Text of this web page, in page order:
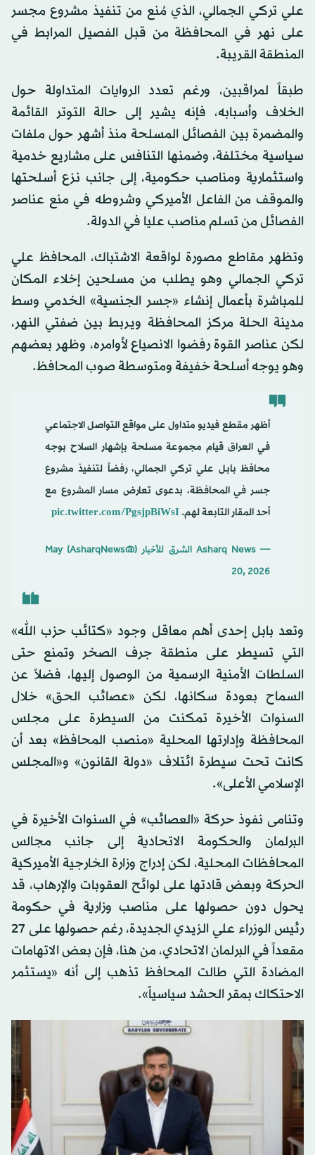
علي تركي الجمالي، الذي مُنع من تنفيذ مشروع مجسر
على نهر في المحافظة من قبل الفصيل المرابط في
المنطقة القريبة.
طبقاً لمراقبين، ورغم تعدد الروايات المتداولة حول
الخلاف وأسبابه، فإنه يشير إلى حالة التوتر القائمة
والمضمرة بين الفصائل المسلحة منذ أشهر حول ملفات
سياسية مختلفة، وضمنها التنافس على مشاريع خدمية
واستثمارية ومناصب حكومية، إلى جانب نزع أسلحتها
والموقف من الفاعل الأميركي وشروطه في منع عناصر
الفصائل من تسلم مناصب عليا في الدولة.
وتظهر مقاطع مصورة لواقعة الاشتباك، المحافظ علي
تركي الجمالي وهو يطلب من مسلحين إخلاء المكان
للمباشرة بأعمال إنشاء «جسر الجنسية» الخدمي وسط
مدينة الحلة مركز المحافظة ويربط بين ضفتي النهر،
لكن عناصر القوة رفضوا الانصياع لأوامره، وظهر بعضهم
وهو يوجه أسلحة خفيفة ومتوسطة صوب المحافظ.
أظهر مقطع فيديو متداول على مواقع التواصل الاجتماعي
في العراق قيام مجموعة مسلحة بإشهار السلاح بوجه
محافظ بابل علي تركي الجمالي، رفضاً لتنفيذ مشروع
جسر في المحافظة، بدعوى تعارض مسار المشروع مع
أحد المقار التابعة لهم.pic.twitter.com/PgsjpBiWsI
— Asharq News الشرق للأخبار (@AsharqNews) May
20, 2026
وتعد بابل إحدى أهم معاقل وجود «كتائب حزب الله»
التي تسيطر على منطقة جرف الصخر وتمنع حتى
السلطات الأمنية الرسمية من الوصول إليها، فضلاً عن
السماح بعودة سكانها، لكن «عصائب الحق» خلال
السنوات الأخيرة تمكنت من السيطرة على مجلس
المحافظة وإدارتها المحلية «منصب المحافظ» بعد أن
كانت تحت سيطرة ائتلاف «دولة القانون» و«المجلس
الإسلامي الأعلى».
وتنامى نفوذ حركة «العصائب» في السنوات الأخيرة في
البرلمان والحكومة الاتحادية إلى جانب مجالس
المحافظات المحلية، لكن إدراج وزارة الخارجية الأميركية
الحركة وبعض قادتها على لوائح العقوبات والإرهاب، قد
يحول دون حصولها على مناصب وزارية في حكومة
رئيس الوزراء علي الزيدي الجديدة، رغم حصولها على 27
مقعداً في البرلمان الاتحادي، من هنا، فإن بعض الاتهامات
المضادة التي طالت المحافظ تذهب إلى أنه «يستثمر
الاحتكاك بمقر الحشد سياسياً».